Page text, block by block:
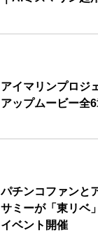
アイマリンプロジ
アップムービー全
パチンコファンと
サミーが「東リベ
イベント開催